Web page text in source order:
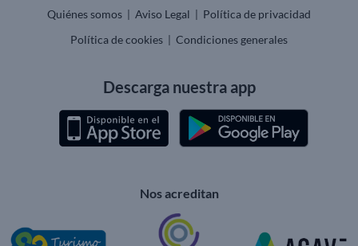
Quiénes somos Aviso Legal
Política de privacidad
Política de cookies
Condiciones generales
Descarga nuestra app
Nos acreditan